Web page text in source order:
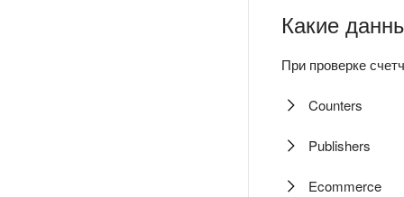
Какие
При проверке
Counters
Publishers
Ecommerce